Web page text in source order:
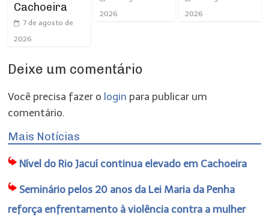
Cachoeira
7 de agosto de
2026
2026
2026
Deixe um comentário
Você precisa fazer o login para publicar um
comentário.
Mais Notícias
Nível do Rio Jacuí continua elevado em Cachoeira
Seminário pelos 20 anos da Lei Maria da Penha
reforça enfrentamento à violência contra a mulher